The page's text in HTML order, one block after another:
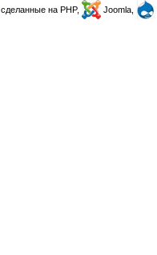
, сделанные на PHP, Joomla,